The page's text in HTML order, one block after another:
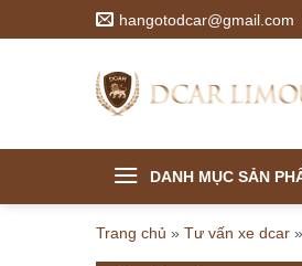
to
hangotodcar@gmail.com
DANH MỤC SẢN
Trang chủ » Tư vấn xe dcar »